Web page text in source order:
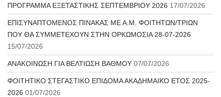
ΠΡΟΓΡΑΜΜΑ ΕΞΕΤΑΣΤΙΚΗΣ ΣΕΠΤΕΜΒΡΙΟΥ 2026 17/07/2026
ΕΠΙΣΥΝΑΠΤΟΜΕΝΟΣ ΠΙΝΑΚΑΣ ΜΕ Α.Μ. ΦΟΙΤΗΤΩΝ/ΤΡΙΩΝ
ΠΟΥ ΘΑ ΣΥΜΜΕΤΕΧΟΥΝ ΣΤΗΝ ΟΡΚΩΜΟΣΙΑ 28-07-2026
15/07/2026
ΑΝΑΚΟΙΝΩΣΗ ΓΙΑ ΒΕΛΤΙΩΣΗ ΒΑΘΜΟΥ 07/07/2026
ΦΟΙΤΗΤΙΚΟ ΣΤΕΓΑΣΤΙΚΟ ΕΠΙΔΟΜΑ ΑΚΑΔΗΜΑΙΚΟ ΕΤΟΣ 2025-
2026 01/07/2026